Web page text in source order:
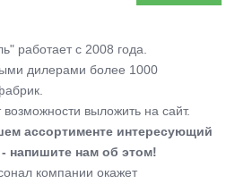
работает с 2008 года.
дилерами более 1000
выложить на сайт.
ассортименте интересующий
напишите нам об этом!
компании окажет